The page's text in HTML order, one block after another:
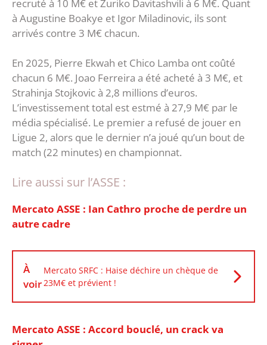
recruté à 10 M€ et Zuriko Davitashvili à 6 M€. Quant
à Augustine Boakye et Igor Miladinovic, ils sont
arrivés contre 3 M€ chacun.
En 2025, Pierre Ekwah et Chico Lamba ont coûté
chacun 6 M€. Joao Ferreira a été acheté à 3 M€, et
Strahinja Stojkovic à 2,8 millions d’euros.
L’investissement total est estmé à 27,9 M€ par le
média spécialisé. Le premier a refusé de jouer en
Ligue 2, alors que le dernier n’a joué qu’un bout de
match (22 minutes) en championnat.
Lire aussi sur l’ASSE :
Mercato ASSE : Ian Cathro proche de perdre un
autre cadre
À
voir
Mercato SRFC : Haise déchire un chèque de
23M€ et prévient !
Mercato ASSE : Accord bouclé, un crack va